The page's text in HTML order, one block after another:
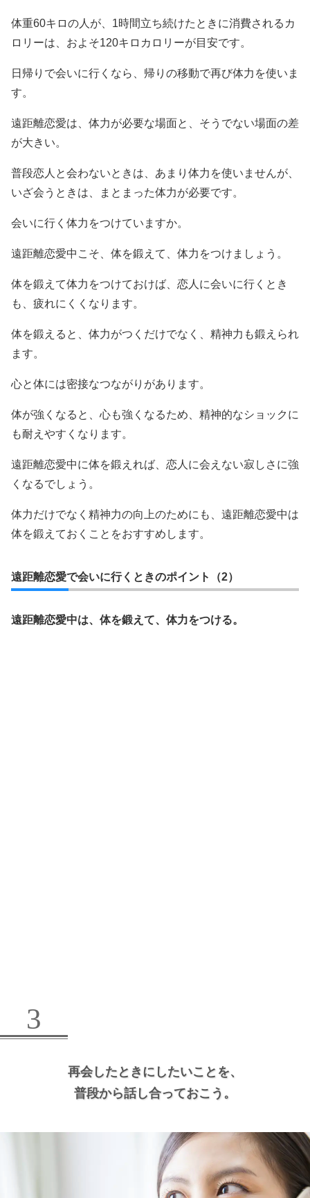
体重60キロの人が、1時間立ち続けたときに消費されるカ
ロリーは、およそ120キロカロリーが目安です。
日帰りで会いに行くなら、帰りの移動で再び体力を使いま
す。
遠距離恋愛は、体力が必要な場面と、そうでない場面の差
が大きい。
普段恋人と会わないときは、あまり体力を使いませんが、
いざ会うときは、まとまった体力が必要です。
会いに行く体力をつけていますか。
遠距離恋愛中こそ、体を鍛えて、体力をつけましょう。
体を鍛えて体力をつけておけば、恋人に会いに行くとき
も、疲れにくくなります。
体を鍛えると、体力がつくだけでなく、精神力も鍛えられ
ます。
心と体には密接なつながりがあります。
体が強くなると、心も強くなるため、精神的なショックに
も耐えやすくなります。
遠距離恋愛中に体を鍛えれば、恋人に会えない寂しさに強
くなるでしょう。
体力だけでなく精神力の向上のためにも、遠距離恋愛中は
体を鍛えておくことをおすすめします。
遠距離恋愛で会いに行くときのポイント（2）
遠距離恋愛中は、体を鍛えて、体力をつける。
3
再会したときにしたいことを、
普段から話し合っておこう。